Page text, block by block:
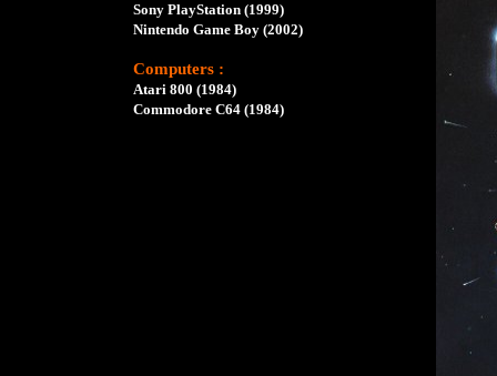
Sony PlayStation (1999)
Nintendo Game Boy (2002)
Computers :
Atari 800 (1984)
Commodore C64 (1984)